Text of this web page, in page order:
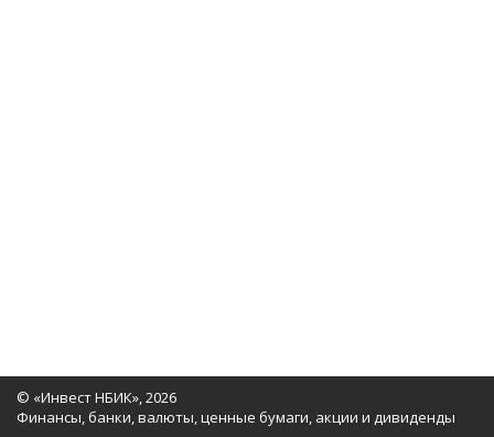
© «Инвест НБИК», 2026
Финансы, банки, валюты, ценные бумаги, акции и дивиденды